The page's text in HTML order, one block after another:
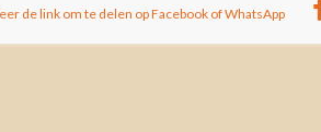
de link om te delen op Facebook of WhatsApp